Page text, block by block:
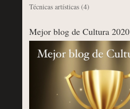
Técnicas artísticas(4)
Mejor blog de Cultura 2020